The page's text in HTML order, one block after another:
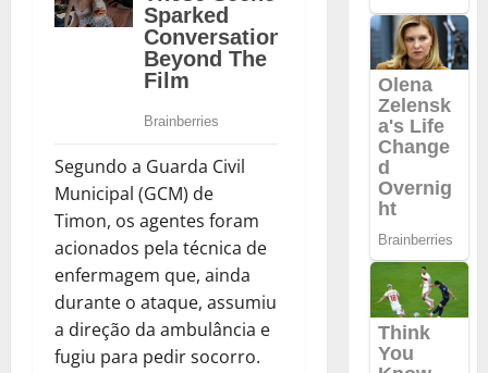
Segundo a Guarda Civil
Municipal (GCM) de
Timon, os agentes foram
acionados pela técnica de
enfermagem que, ainda
durante o ataque, assumiu
a direção da ambulância e
fugiu para pedir socorro.